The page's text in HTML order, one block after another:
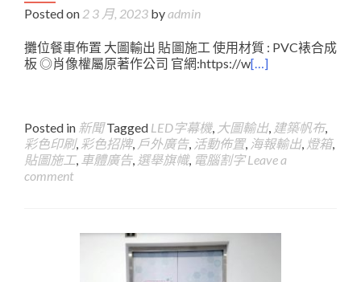
Posted on 2 3 月, 2023 byadmin
攤位餐車佈置 大圖輸出 貼圖施工 使用材質 : PVC裱合成
板 ◎肖像權屬原著作公司 官網:https://w[…]
Posted in 新聞 Tagged LED字幕機, 大圖輸出, 建築帆布,
彩色印刷, 彩色招牌, 戶外廣告, 活動佈置, 海報輸出, 燈箱,
貼圖施工, 車體廣告, 選舉旗幟, 電腦割字 Leave a
comment